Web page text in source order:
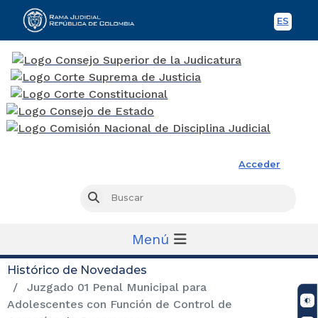
ES
Acceder
Buscar
Menú
Histórico de Novedades
Juzgado 01 Penal Municipal para
Adolescentes con Función de Control de